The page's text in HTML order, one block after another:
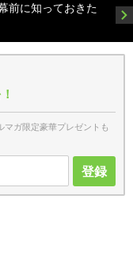
前に知っておきた
ガ限定豪華プレゼントも
登録